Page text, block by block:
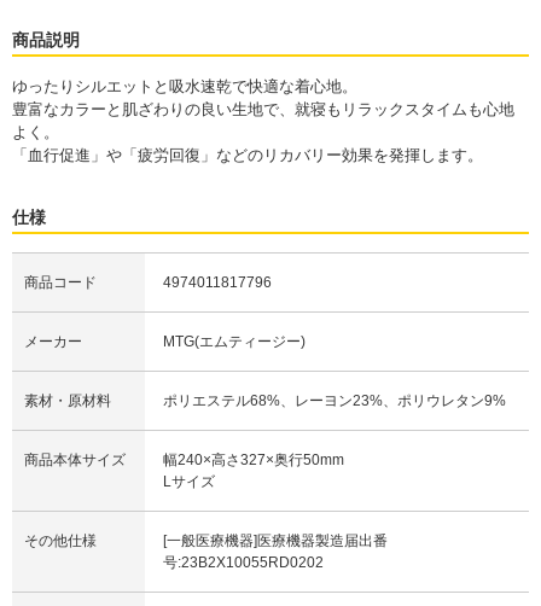
商品説明
ゆったりシルエットと吸水速乾で快適な着心地。
豊富なカラーと肌ざわりの良い生地で、就寝もリラックスタイムも心地
よく。
「血行促進」や「疲労回復」などのリカバリー効果を発揮します。
仕様
商品コード 4974011817796
メーカー MTG(エムティージー)
素材・原材料 ポリエステル68%、レーヨン23%、ポリウレタン9%
商品本体サイズ
幅240×高さ327×奥行50mm
Lサイズ
その他仕様
[一般医療機器]医療機器製造届出番
号:23B2X10055RD0202